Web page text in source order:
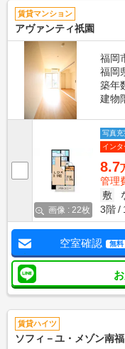
賃貸マンション
アヴァンティ祇園
福岡
福岡
築年
建物
画像 : 22枚
写真充
イン
8.7
管理
敷
3階
空室確認 無料
賃貸ハイツ
ソフィ－ユ・メゾン南福